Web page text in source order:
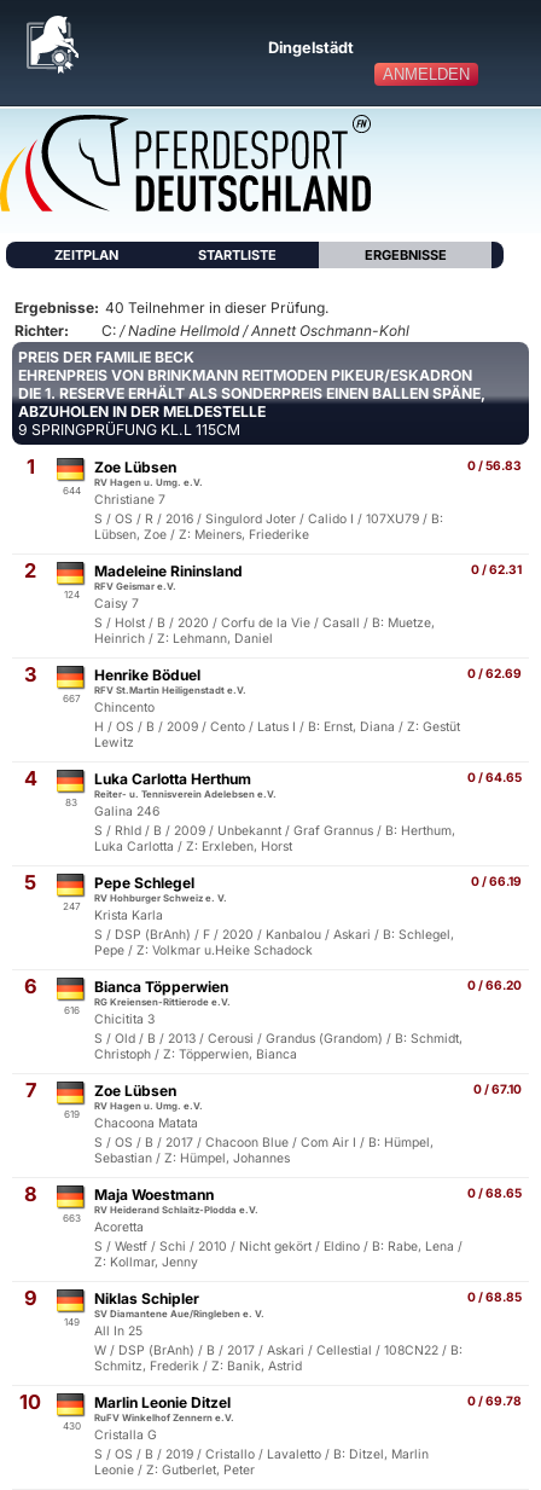
ANMELDEN
Dingelstädt
ZEITPLAN STARTLISTE ERGEBNISSE
Ergebnisse: 40 Teilnehmer in dieser Prüfung.
Richter:
C: / Nadine Hellmold / Annett Oschmann-Kohl
PREIS DER FAMILIE BECK
EHRENPREIS VON BRINKMANN REITMODEN PIKEUR/ESKADRON
DIE 1. RESERVE ERHÄLT ALS SONDERPREIS EINEN BALLEN SPÄNE,
ABZUHOLEN IN DER MELDESTELLE
9 SPRINGPRÜFUNG KL.L 115CM
1
644
0 / 56.83
Zoe Lübsen
RV Hagen u. Umg. e.V.
Christiane 7
S / OS / R / 2016 / Singulord Joter / Calido I / 107XU79 / B:
Lübsen, Zoe / Z: Meiners, Friederike
2
124
0 / 62.31
Madeleine Rininsland
RFV Geismar e.V.
Caisy 7
S / Holst / B / 2020 / Corfu de la Vie / Casall / B: Muetze,
Heinrich / Z: Lehmann, Daniel
3
667
0 / 62.69
Henrike Böduel
RFV St.Martin Heiligenstadt e.V.
Chincento
H / OS / B / 2009 / Cento / Latus I / B: Ernst, Diana / Z: Gestüt
Lewitz
4
83
0 / 64.65
Luka Carlotta Herthum
Reiter- u. Tennisverein Adelebsen e.V.
Galina 246
S / Rhld / B / 2009 / Unbekannt / Graf Grannus / B: Herthum,
Luka Carlotta / Z: Erxleben, Horst
5
247
0 / 66.19
Pepe Schlegel
RV Hohburger Schweiz e. V.
Krista Karla
S / DSP (BrAnh) / F / 2020 / Kanbalou / Askari / B: Schlegel,
Pepe / Z: Volkmar u.Heike Schadock
6
616
0 / 66.20
Bianca Töpperwien
RG Kreiensen-Rittierode e.V.
Chicitita 3
S / Old / B / 2013 / Cerousi / Grandus (Grandom) / B: Schmidt,
Christoph / Z: Töpperwien, Bianca
7
619
0 / 67.10
Zoe Lübsen
RV Hagen u. Umg. e.V.
Chacoona Matata
S / OS / B / 2017 / Chacoon Blue / Com Air I / B: Hümpel,
Sebastian / Z: Hümpel, Johannes
8
663
0 / 68.65
Maja Woestmann
RV Heiderand Schlaitz-Plodda e.V.
Acoretta
S / Westf / Schi / 2010 / Nicht gekört / Eldino / B: Rabe, Lena /
Z: Kollmar, Jenny
9
149
0 / 68.85
Niklas Schipler
SV Diamantene Aue/Ringleben e. V.
All In 25
W / DSP (BrAnh) / B / 2017 / Askari / Cellestial / 108CN22 / B:
Schmitz, Frederik / Z: Banik, Astrid
10
430
0 / 69.78
Marlin Leonie Ditzel
RuFV Winkelhof Zennern e.V.
Cristalla G
S / OS / B / 2019 / Cristallo / Lavaletto / B: Ditzel, Marlin
Leonie / Z: Gutberlet, Peter